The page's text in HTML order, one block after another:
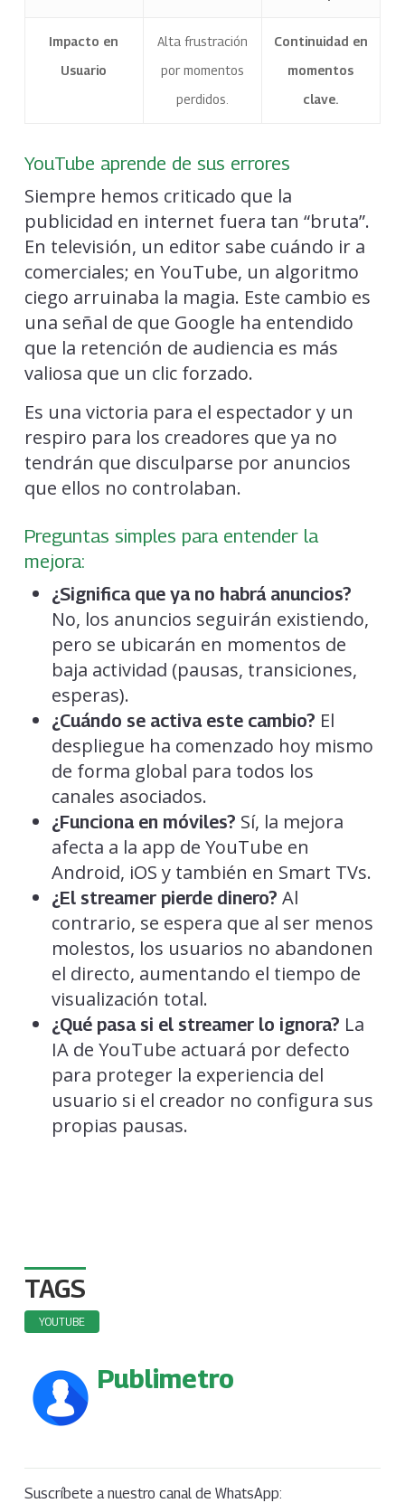
Impacto en
Usuario
Alta frustración
por momentos
perdidos.
Continuidad en
momentos
clave.
YouTube aprende de sus errores
Siempre hemos criticado que la
publicidad en internet fuera tan “bruta”.
En televisión, un editor sabe cuándo ir a
comerciales; en YouTube, un algoritmo
ciego arruinaba la magia. Este cambio es
una señal de que Google ha entendido
que la retención de audiencia es más
valiosa que un clic forzado.
Es una victoria para el espectador y un
respiro para los creadores que ya no
tendrán que disculparse por anuncios
que ellos no controlaban.
Preguntas simples para entender la
mejora:
¿Significa que ya no habrá anuncios?
No, los anuncios seguirán existiendo,
pero se ubicarán en momentos de
baja actividad (pausas, transiciones,
esperas).
¿Cuándo se activa este cambio? El
despliegue ha comenzado hoy mismo
de forma global para todos los
canales asociados.
¿Funciona en móviles? Sí, la mejora
afecta a la app de YouTube en
Android, iOS y también en Smart TVs.
¿El streamer pierde dinero? Al
contrario, se espera que al ser menos
molestos, los usuarios no abandonen
el directo, aumentando el tiempo de
visualización total.
¿Qué pasa si el streamer lo ignora? La
IA de YouTube actuará por defecto
para proteger la experiencia del
usuario si el creador no configura sus
propias pausas.
TAGS
YOUTUBE
Publimetro
Suscríbete a nuestro canal de WhatsApp: